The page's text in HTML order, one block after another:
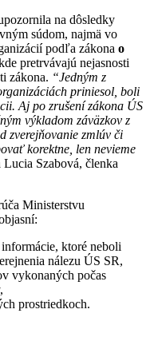
na dôsledky
súdom, najmä vo
podľa zákona o
pretrvávajú nejasnosti
zákona. “Jedným z
priniesol, boli
Aj po zrušení zákona ÚS
výkladom záväzkov z
zverejňovanie zmlúv či
korektne, len nevieme
Szabová, členka
Ministerstvu
ktoré neboli
nálezu ÚS SR,
vykonaných počas
prostriedkoch.